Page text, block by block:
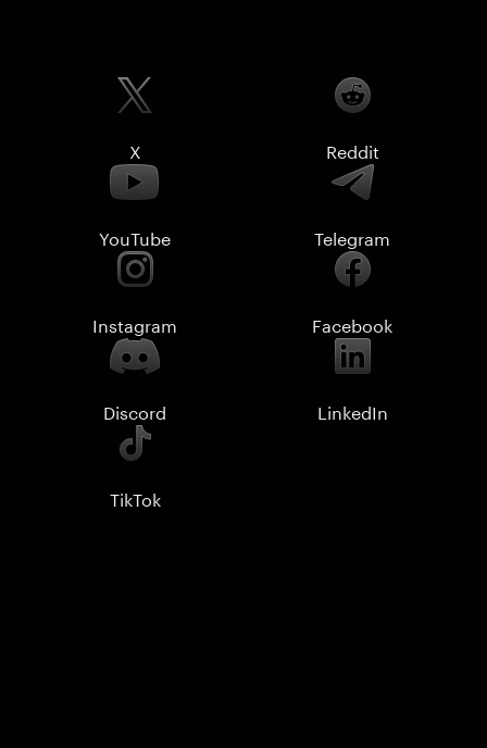
X Reddit
YouTube Telegram
Instagram Facebook
Discord LinkedIn
TikTok